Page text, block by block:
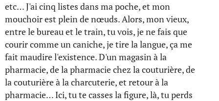
etc… J'ai cinq listes dans ma poche, et mon
mouchoir est plein de nœuds. Alors, mon vieux,
entre le bureau et le train, tu vois, je ne fais que
courir comme un caniche, je tire la langue, ça me
fait maudire l'existence. D'un magasin à la
pharmacie, de la pharmacie chez la couturière, de
la couturière à la charcuterie, et retour à la
pharmacie… Ici, tu te casses la figure, là, tu perds